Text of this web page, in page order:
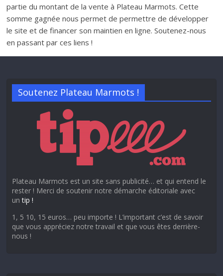
partie du montant de la vente à Plateau Marmots. Cette
somme gagnée nous permet de permettre de développer
le site et de financer son maintien en ligne. Soutenez-nous
en passant par ces liens !
Soutenez Plateau Marmots !
Plateau Marmots est un site sans publicité… et qui entend le
rester ! Merci de soutenir notre démarche éditoriale avec
untip !
1, 5 10, 15 euros… peu importe ! L’important c’est de savoir
que vous appréciez notre travail et que vous êtes derrière-
nous !